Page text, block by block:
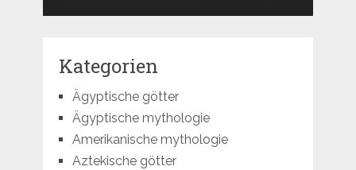
Kategorien
Ägyptische götter
Ägyptische mythologie
Amerikanische mythologie
Aztekische götter